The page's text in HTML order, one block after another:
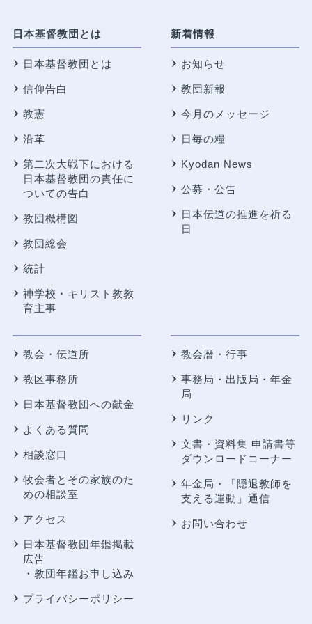
日本基督教団とは
日本基督教団とは
信仰告白
教憲
沿革
第二次大戦下における
日本基督教団の責任に
ついての告白
教団機構図
教団総会
統計
神学校・キリスト教教
育主事
新着情報
お知らせ
教団新報
今月のメッセージ
日毎の糧
Kyodan News
公募・公告
日本伝道の推進を祈る
日
教会・伝道所
教区事務所
日本基督教団への献金
よくある質問
相談窓口
牧会者とその家族のた
めの相談室
アクセス
日本基督教団年鑑掲載
広告
・教団年鑑お申し込み
プライバシーポリシー
教会暦・行事
事務局・出版局・年金
局
リンク
文書・資料集 申請書等
ダウンロードコーナー
年金局・
「隠退教師を
支える運動」通信
お問い合わせ